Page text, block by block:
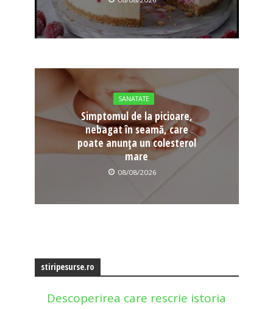
SANATATE
Simptomul de la picioare,
nebagat în seamă, care
poate anunța un colesterol
mare
08/08/2026
stiripesurse.ro
Descoperirea care rescrie istoria